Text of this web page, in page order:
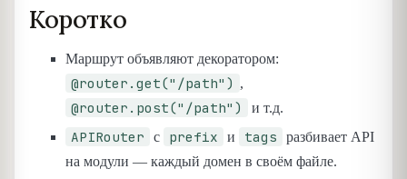
Коротко
Маршрут объявляют декоратором:
@router.get("/path") ,
@router.post("/path") и т.д.
APIRouter с prefix и tags
разбивает API
на модули — каждый домен в своём файле.